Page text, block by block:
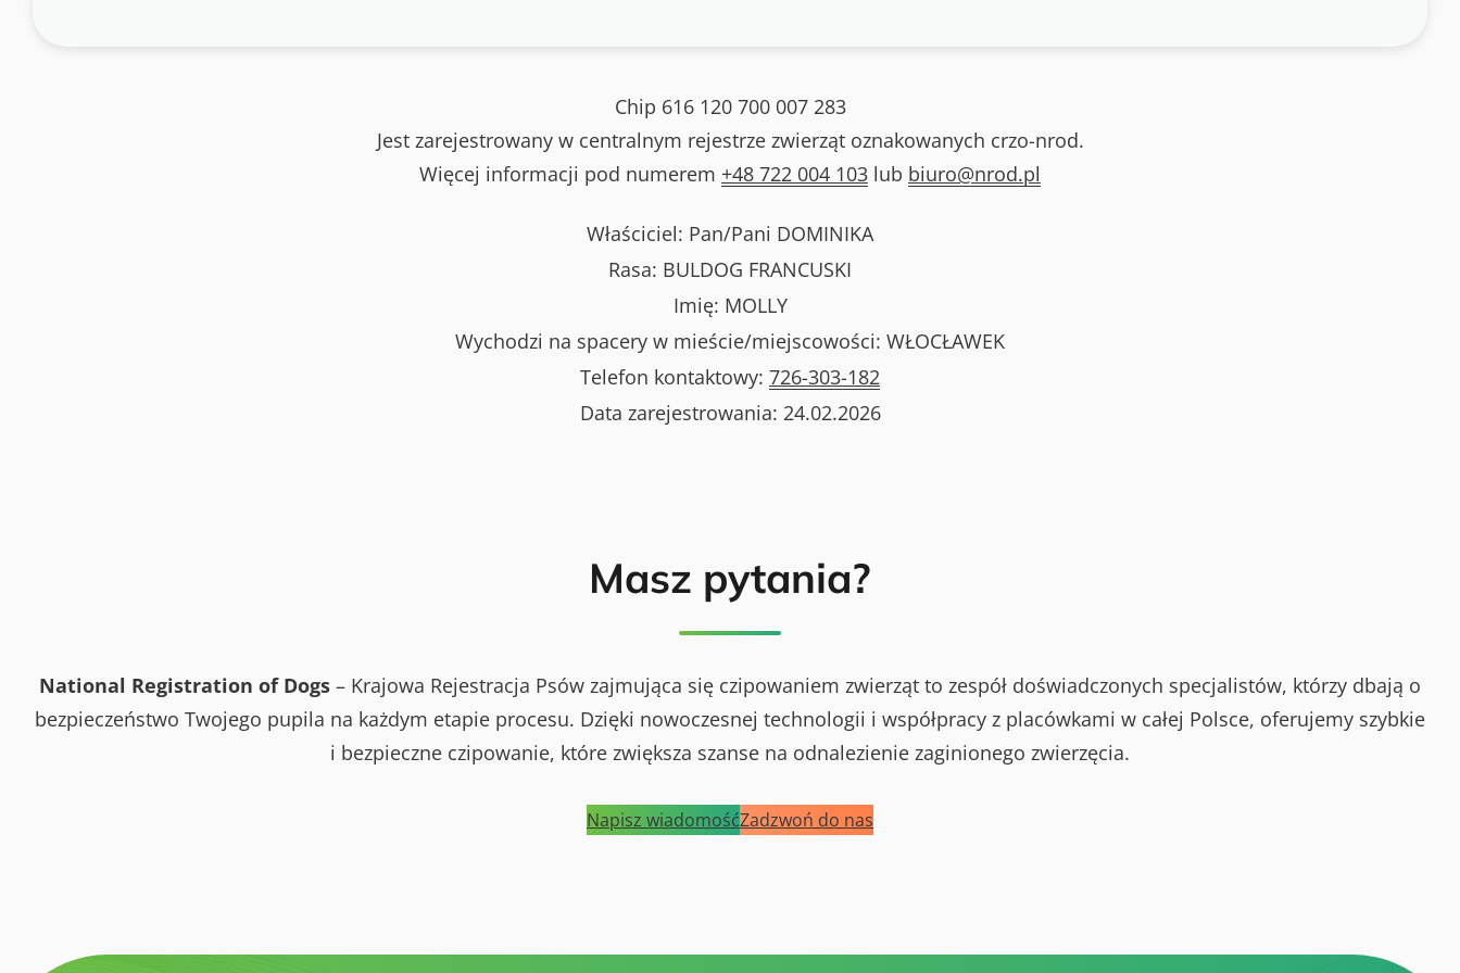
Chip 616 120 700 007 283
Jest zarejestrowany w centralnym rejestrze zwierząt oznakowanych crzo-nrod.
Więcej informacji pod numerem +48 722 004 103 lub biuro@nrod.pl
Właściciel: Pan/Pani DOMINIKA
Rasa: BULDOG FRANCUSKI
Imię: MOLLY
Wychodzi na spacery w mieście/miejscowości: WŁOCŁAWEK
Telefon kontaktowy: 726-303-182
Data zarejestrowania: 24.02.2026
Masz pytania?
National Registration of Dogs – Krajowa Rejestracja Psów zajmująca się czipowaniem zwierząt to zespół doświadczonych specjalistów, którzy dbają o
bezpieczeństwo Twojego pupila na każdym etapie procesu. Dzięki nowoczesnej technologii i współpracy z placówkami w całej Polsce, oferujemy szybkie
i bezpieczne czipowanie, które zwiększa szanse na odnalezienie zaginionego zwierzęcia.
Napisz wiadomośćZadzwoń do nas